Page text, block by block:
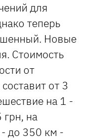
для
теперь
Новые
Стоимость
от
от 3
на 1 -
на
- до 350 км -